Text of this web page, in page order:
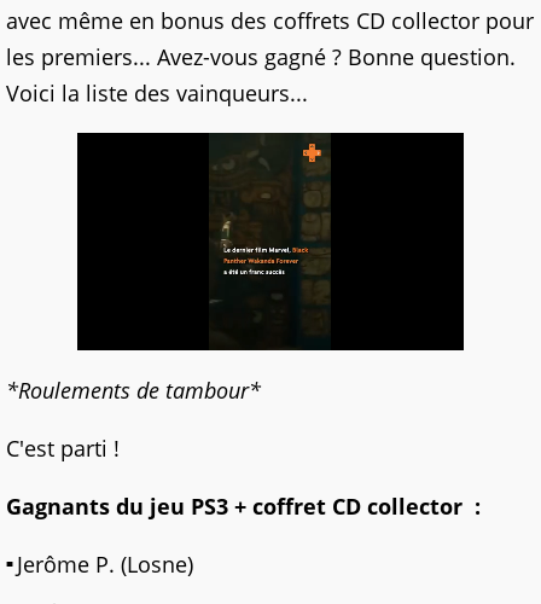
avec même en bonus des coffrets CD collector pour
les premiers... Avez-vous gagné ? Bonne question.
Voici la liste des vainqueurs...
*Roulements de tambour*
C'est parti !
Gagnants du jeu PS3 + coffret CD collector :
Jerôme P. (Losne)